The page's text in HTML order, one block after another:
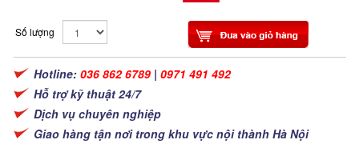
Số lượng
Hotline: 036 862 6789 | 0971 491 492
Hỗ trợ kỹ thuật 24/7
Dịch vụ chuyên nghiệp
Giao hàng tận nơi trong khu vực nội thành Hà Nội